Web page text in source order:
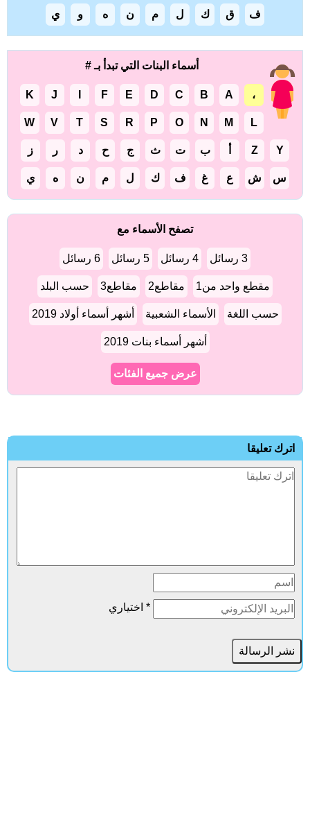
ف ق ك ل م ن ه و ي
أسماء البنات التي تبدأ بـ #
، A
B
C
D
E
F
J
K
L
M
N
O
P
R
S
T
V
W
Y
Z ب ت ث ج ح د ر ز
س ش ع غ ف ك ل م ن ه ي
تصفح الأسماء مع
3 رسائل 4 رسائل 5 رسائل 6 رسائل
مقطع واحد من1 مقاطع2 مقاطع3 حسب البلد
حسب اللغة الأسماء الشعبية أشهر أسماء أولاد 2019
أشهر أسماء بنات 2019
عرض جميع الفئات
اترك تعليقا
* اختياري